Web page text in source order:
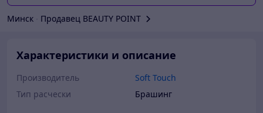
Минск Продавец BEAUTY POINT
Характеристики и описание
Производитель
Soft Touch
Тип расчески
Брашинг